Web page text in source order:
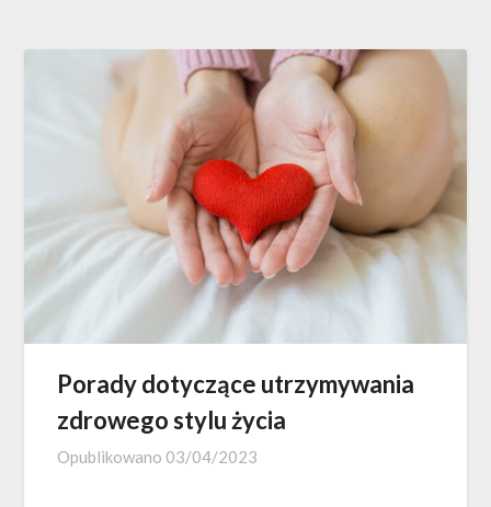
Porady dotyczące utrzymywania
zdrowego stylu życia
Opublikowano 03/04/2023